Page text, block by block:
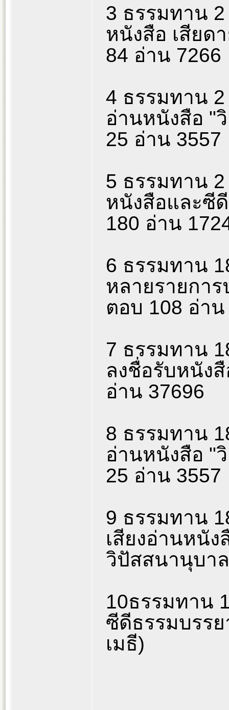
3 ธรรมทาน 2
หนังสือ เสียด
84 อ่าน 7266
4 ธรรมทาน 2
อ่านหนังสือ "
25 อ่าน 3557
5 ธรรมทาน
หนังสือและซี
180 อ่าน
6 ธรรมทาน
หลายรายกา
ตอบ 108 อ่าน
7 ธรรมทาน
ลงชื่อรับหนัง
อ่าน 37696
8 ธรรมทาน
อ่านหนังสือ "
25 อ่าน 3557
9 ธรรมทาน
เสียงอ่านหนัง
วิปัสสนานุบา
10ธรรมทาน
ซีดีธรรมบรร
เมธี)